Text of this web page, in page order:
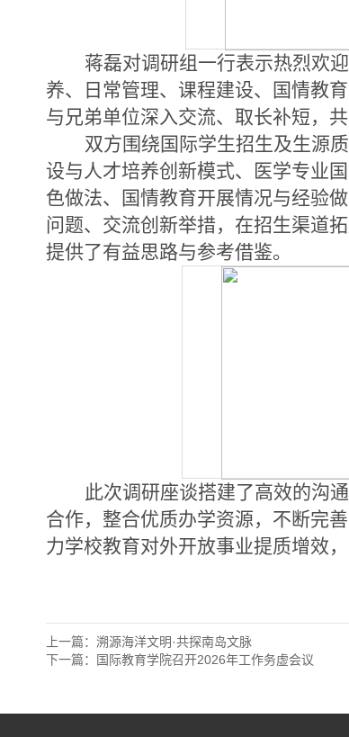
蒋磊对调研组一行表示热烈欢
养、日常管理、课程建设、国情教
与兄弟单位深入交流、取长补短，
双方围绕国际学生招生及生源
设与人才培养创新模式、医学专业
色做法、国情教育开展情况与经验
问题、交流创新举措，在招生渠道
提供了有益思路与参考借鉴。
此次调研座谈搭建了高效的沟
合作，整合优质办学资源，不断完
力学校教育对外开放事业提质增效
上一篇： 溯源海洋文明·共探南岛文脉
下一篇：
国际教育学院召开2026年工作务虚会议